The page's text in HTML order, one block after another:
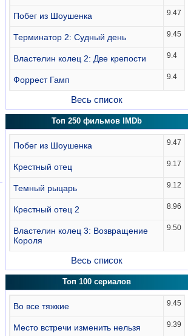
Побег из Шоушенка 9.47
Терминатор 2: Судный день 9.45
Властелин колец 2: Две крепости 9.4
Форрест Гамп 9.4
Весь список
Топ 250 фильмов IMDb
Побег из Шоушенка 9.47
Крестный отец 9.17
Темный рыцарь 9.12
Крестный отец 2 8.96
Властелин колец 3: Возвращение
Короля
9.50
Весь список
Топ 100 сериалов
Во все тяжкие 9.45
Место встречи изменить нельзя 9.39